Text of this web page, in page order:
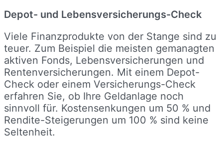
Depot- und Lebens­versicherungs-Check
Viele Finanzprodukte von der Stange sind zu
teuer. Zum Beispiel die meisten gemanagten
aktiven Fonds, Lebensversicherungen und
Rentenversicherungen. Mit einem Depot-
Check oder einem Versicherungs-Check
erfahren Sie, ob Ihre Geldanlage noch
sinnvoll für. Kostensenkungen um 50 % und
Rendite-Steigerungen um 100 % sind keine
Seltenheit.